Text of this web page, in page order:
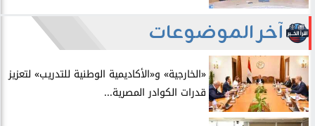
آخر الموضوعات
​«الخارجية» و«الأكاديمية الوطنية للتدريب» لتعزيز
قدرات الكوادر المصرية...